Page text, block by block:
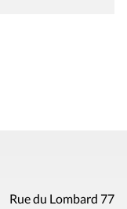
Rue du Lombard 77